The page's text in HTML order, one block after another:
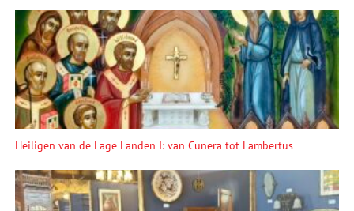
Heiligen van de Lage Landen I: van Cunera tot Lambertus